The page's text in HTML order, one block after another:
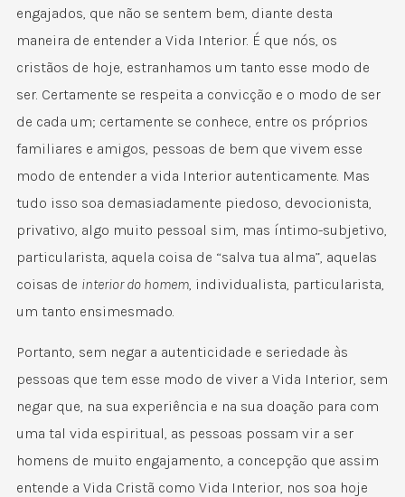
engajados, que não se sentem bem, diante desta
maneira de entender a Vida Interior. É que nós, os
cristãos de hoje, estranhamos um tanto esse modo de
ser. Certamente se respeita a convicção e o modo de ser
de cada um; certamente se conhece, entre os próprios
familiares e amigos, pessoas de bem que vivem esse
modo de entender a vida Interior autenticamente. Mas
tudo isso soa demasiadamente piedoso, devocionista,
privativo, algo muito pessoal sim, mas íntimo-subjetivo,
particularista, aquela coisa de “salva tua alma”, aquelas
coisas de interior do homem, individualista, particularista,
um tanto ensimesmado.
Portanto, sem negar a autenticidade e seriedade às
pessoas que tem esse modo de viver a Vida Interior, sem
negar que, na sua experiência e na sua doação para com
uma tal vida espiritual, as pessoas possam vir a ser
homens de muito engajamento, a concepção que assim
entende a Vida Cristã como Vida Interior, nos soa hoje